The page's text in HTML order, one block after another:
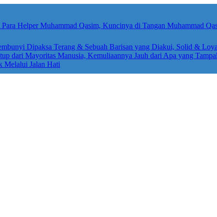
Dipaksa Terang & Sebuah Barisan yang Diakui, Solid &
dari Mayoritas Manusia, Kemuliaannya Jauh dari Apa yang
Melalui Jalan Hati